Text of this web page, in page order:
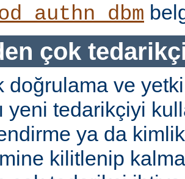
çok
doğrulama ve
yeni tedarikçiyi
ya da
kilitlenip